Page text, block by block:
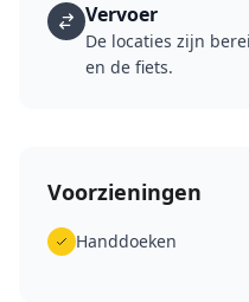
Vervoer
De locaties zijn
en de fiets.
Voorzieningen
Handdoeken